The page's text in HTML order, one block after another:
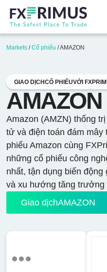
GIAO DỊCHCỔ PHIẾUVỚI
AMAZON
Amazon (AMZN) thống
tử và điện toán đám mây
phiếu Amazon cùng
những cổ phiếu công
nhất, tận dụng biến
và xu hướng tăng trưởng
Giao dịchAMAZON
Markets /Cổ phiếu /AMAZON